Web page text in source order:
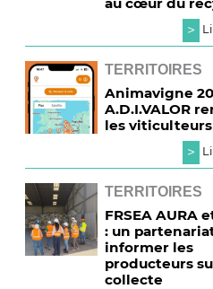
>
TERRITOIRES
Animavigne
A.D.I.VALOR
les viticulteurs
>
TERRITOIRES
FRSEA AURA
: un
informer les
producteurs
collecte